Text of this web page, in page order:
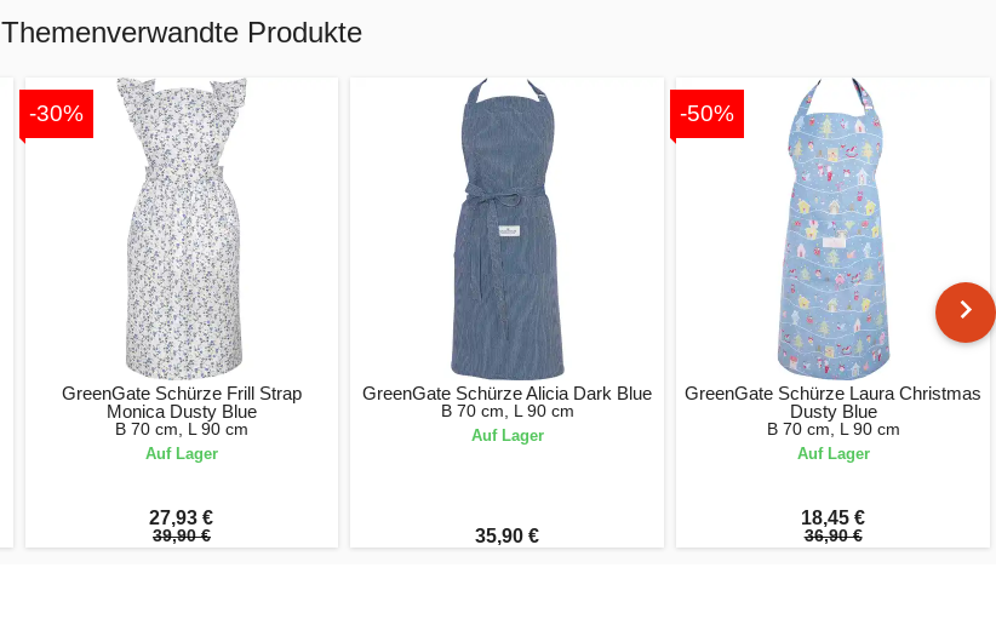
Themenverwandte Produkte
-30%
GreenGate Schürze Frill Strap
Monica Dusty Blue
B 70 cm, L 90 cm
Auf Lager
27,93 €
39,90 €
GreenGate Schürze Alicia Dark Blue
B 70 cm, L 90 cm
Auf Lager
35,90 €
-50%
GreenGate Schürze Laura Christmas
Dusty Blue
B 70 cm, L 90 cm
Auf Lager
18,45 €
36,90 €